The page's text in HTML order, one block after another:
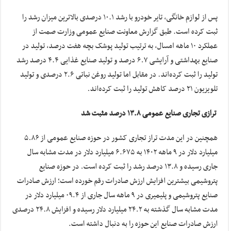
پس از لوازم خانگی، تایر خودرو با رشد ۱۰.۱ درصدی بالاترین میزان رشد را
ثبت کرده است. طبق گزارش معاونت صنایع عمومی وزارت صمت از
عملکرد ۱۰ ماهه امسال، به ترتیب تولید پوشک بچه هفت درصد، تولید در
صنایع بهداشتی و آرایشی ۶.۷ درصد و تولید صنایع غذایی ۴.۴ درصد رشد
تولید را ثبت کرده‌اند. در مقابل اما تولید روغن نباتی ۲.۶ درصدی و تولید
تلویزیون ۲۱ درصد کاهش تولید را ثبت کرده‌اند.
ترازی تجاری صنایع عمومی ۱۳.۸ درصد مثبت شد
همچنین در این مدت تراز تجاری کشور در حوزه صنایع عمومی از ۵.۸۶
میلیارد دلار در ۹ ماهه ۱۴۰۲ به ۶.۶۷۵ میلیارد دلار در مدت مشابه سال
جاری رسیده و ۱۳.۸ درصد رشد را ثبت کرده است. در حوزه صنایع
پتروشیمی بیشترین افزایش ارزش صادرات رقم خورده است؛ ارزش صادرات
صنایع پتروشیمی و پلیمیری در ۹ ماهه سال جاری از ۰۹.۴ میلیارد دلار در
مدت مشابه سال گذشته به ۲۴.۲ میلیارد دلار رسیده و افزایش ۲۴.۸ درصدی
ارزش صادرات صنایع این حوزه را به دنبال داشته است.